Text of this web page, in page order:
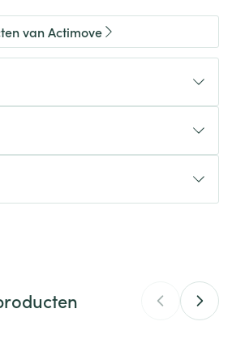
van Actimove